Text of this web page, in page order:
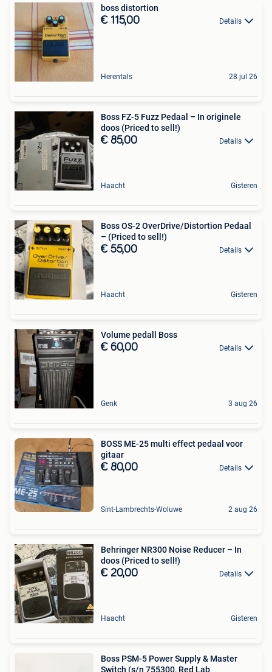
boss distortion
€ 115,00 Details
Herentals 28 jul 26
Boss FZ-5 Fuzz Pedaal – In originele
doos (Priced to sell!)
€ 85,00 Details
Haacht Gisteren
Boss OS-2 OverDrive/Distortion Pedaal
– (Priced to sell!)
€ 55,00 Details
Haacht Gisteren
Volume pedall Boss
€ 60,00 Details
Genk 3 aug 26
BOSS ME-25 multi effect pedaal voor
gitaar
€ 80,00 Details
Sint-Lambrechts-Woluwe 2 aug 26
Behringer NR300 Noise Reducer – In
doos (Priced to sell!)
€ 20,00 Details
Haacht Gisteren
Boss PSM-5 Power Supply & Master
Switch (s/n 755300, Red Lab